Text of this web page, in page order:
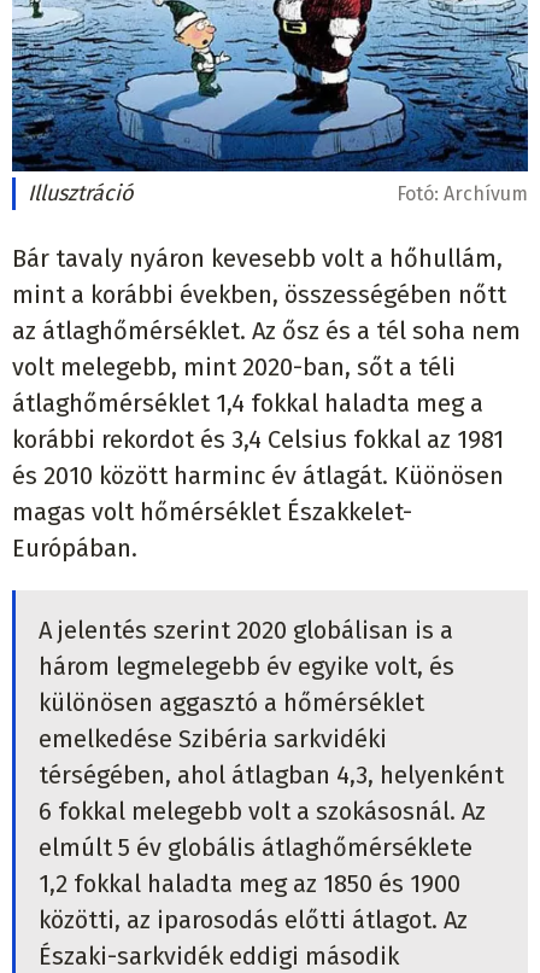
Illusztráció Fotó: Archívum
Bár tavaly nyáron kevesebb volt a hőhullám,
mint a korábbi években, összességében nőtt
az átlaghőmérséklet. Az ősz és a tél soha nem
volt melegebb, mint 2020-ban, sőt a téli
átlaghőmérséklet 1,4 fokkal haladta meg a
korábbi rekordot és 3,4 Celsius fokkal az 1981
és 2010 között harminc év átlagát. Küönösen
magas volt hőmérséklet Északkelet-
Európában.
A jelentés szerint 2020 globálisan is a
három legmelegebb év egyike volt, és
különösen aggasztó a hőmérséklet
emelkedése Szibéria sarkvidéki
térségében, ahol átlagban 4,3, helyenként
6 fokkal melegebb volt a szokásosnál. Az
elmúlt 5 év globális átlaghőmérséklete
1,2 fokkal haladta meg az 1850 és 1900
közötti, az iparosodás előtti átlagot. Az
Északi-sarkvidék eddigi második